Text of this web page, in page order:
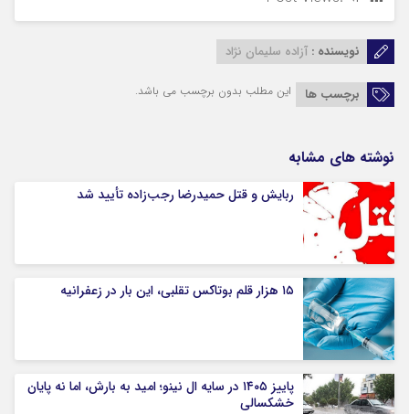
نویسنده : آزاده سلیمان نژاد
برچسب ها این مطلب بدون برچسب می باشد.
نوشته های مشابه
ربایش و قتل حمیدرضا رجب‌زاده تأیید شد
۱۵ هزار قلم بوتاکس تقلبی، این بار در زعفرانیه
پاییز ۱۴۰۵ در سایه ال‌ نینو؛ امید به بارش، اما نه پایان
خشکسالی